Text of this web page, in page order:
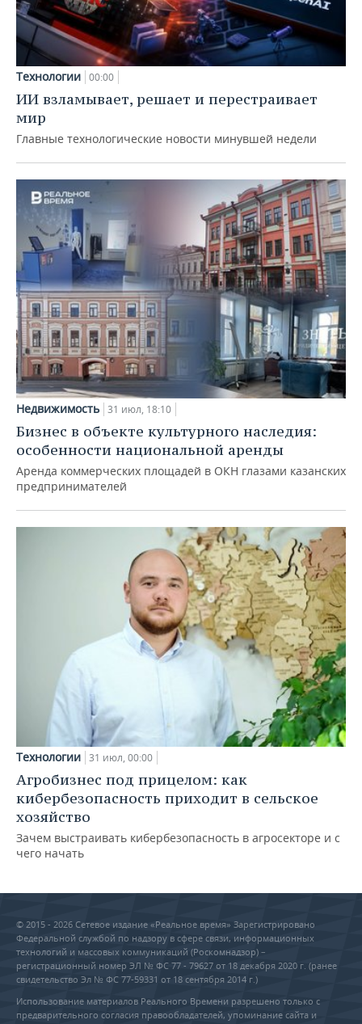
Технологии 00:00
ИИ взламывает, решает и перестраивает
мир
Главные технологические новости минувшей недели
Недвижимость 31 июл, 18:10
Бизнес в объекте культурного наследия:
особенности национальной аренды
Аренда коммерческих площадей в ОКН глазами казанских
предпринимателей
Технологии 31 июл, 00:00
Агробизнес под прицелом: как
кибербезопасность приходит в сельское
хозяйство
Зачем выстраивать кибербезопасность в агросекторе и с
чего начать
© 2015 - 2026 Сетевое издание «Реальное время» Зарегистрировано
Федеральной службой по надзору в сфере связи, информационных
технологий и массовых коммуникаций (Роскомнадзор) –
регистрационный номер ЭЛ № ФС 77 - 79627 от 18 декабря 2020 г. (ранее
свидетельство Эл № ФС 77-59331 от 18 сентября 2014 г.)
Использование материалов Реального Времени разрешено только с
предварительного согласия правообладателей, упоминание сайта и